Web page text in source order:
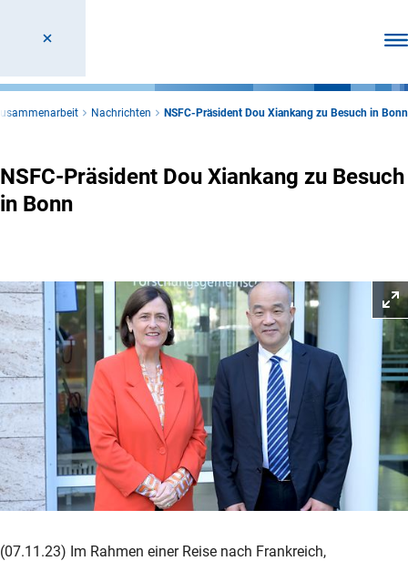
Nachrichten NSFC-Präsident Dou Xiankang zu Besuch in Bonn
NSFC-Präsident Dou Xiankang zu Besuch
in Bonn
(07.11.23) Im Rahmen einer Reise nach Frankreich,